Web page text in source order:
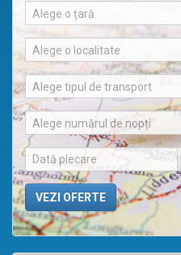
Alege o țară
Alege o localitate
Alege tipul de transport
Alege numărul de nopți